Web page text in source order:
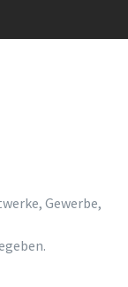
Gewerbe,